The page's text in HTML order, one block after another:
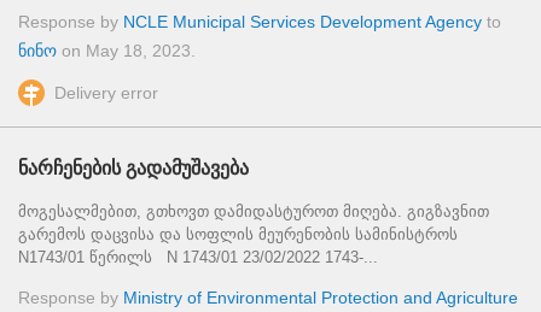
Response by NCLE Municipal Services Development Agency to
ნინო on May 18, 2023
Delivery error
ნარჩენების გადამუშავება
მოგესალმებით, გთხოვთ დამიდასტუროთ მიღება. გიგზავნით
გარემოს დაცვისა და სოფლის მეურენობის სამინისტროს
N1743/01 წერილს N 1743/01 23/02/2022 1743-...
Response by Ministry of Environmental Protection and Agriculture